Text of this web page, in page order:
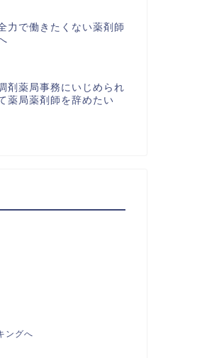
力で働きたくない薬剤師
剤薬局事務にいじめられ
薬局薬剤師を辞めたい
ングへ